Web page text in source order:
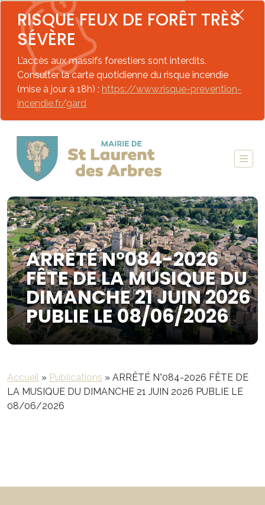
RISQUE FEUX DE FORÊT TRÈS
SÉVÈRE
L’accès aux massifs forestiers sont interdits.
Consulter la carte quotidienne du risque incendie
(mise à jour à 18h) : https://www.risque-prevention-
incendie.fr/gard
ARRÊTÉ N°084-2026
FÊTE DE LA MUSIQUE DU
DIMANCHE 21 JUIN 2026
PUBLIE LE 08/06/2026
Accueil » Publications » ARRÊTÉ N°084-2026 FÊTE DE
LA MUSIQUE DU DIMANCHE 21 JUIN 2026 PUBLIE LE
08/06/2026